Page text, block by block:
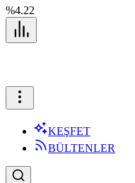
%4.22
KEŞFET
BÜLTENLER